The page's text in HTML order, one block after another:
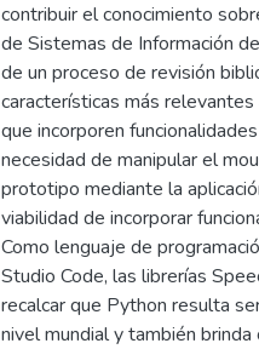
contribuir el conocimiento
de Sistemas de Información
de un proceso de revisión
características más
que incorporen
necesidad de manipular el
prototipo mediante la
viabilidad de incorporar
Como lenguaje de
Studio Code, las librerías
recalcar que Python resulta
nivel mundial y también